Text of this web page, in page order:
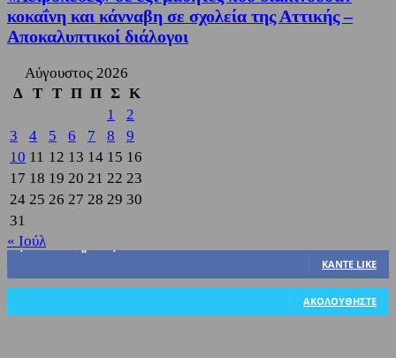
κοκαΐνη και κάνναβη σε σχολεία της Αττικής –
Αποκαλυπτικοί διάλογοι
Αύγουστος 2026
Δ
Τ Τ Π Π Σ Κ
1
2
3
4 5 6 7 8
9
10 11 12 13 14 15 16
17 18 19 20 21 22 23
24 25 26 27 28 29 30
31
« Ιούλ
3,822
ΚΆΝΤΕ LIKE
318 Ακόλουθοι
ΑΚΟΛΟΥΘΉΣΤΕ